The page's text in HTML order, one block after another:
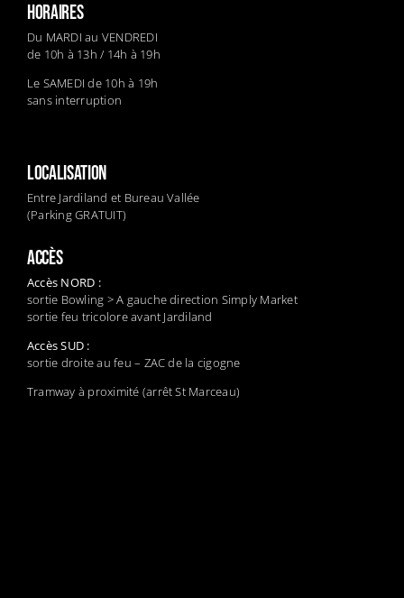
HORAIRES
Du MARDI au VENDREDI
de 10h à 13h / 14h à 19h
Le SAMEDI de 10h à 19h
sans interruption
LOCALISATION
Entre Jardiland et Bureau Vallée
(Parking GRATUIT)
ACCÈS
Accès NORD :
sortie Bowling > A gauche direction Simply Market
sortie feu tricolore avant Jardiland
Accès SUD :
sortie droite au feu – ZAC de la cigogne
Tramway à proximité (arrêt St Marceau)